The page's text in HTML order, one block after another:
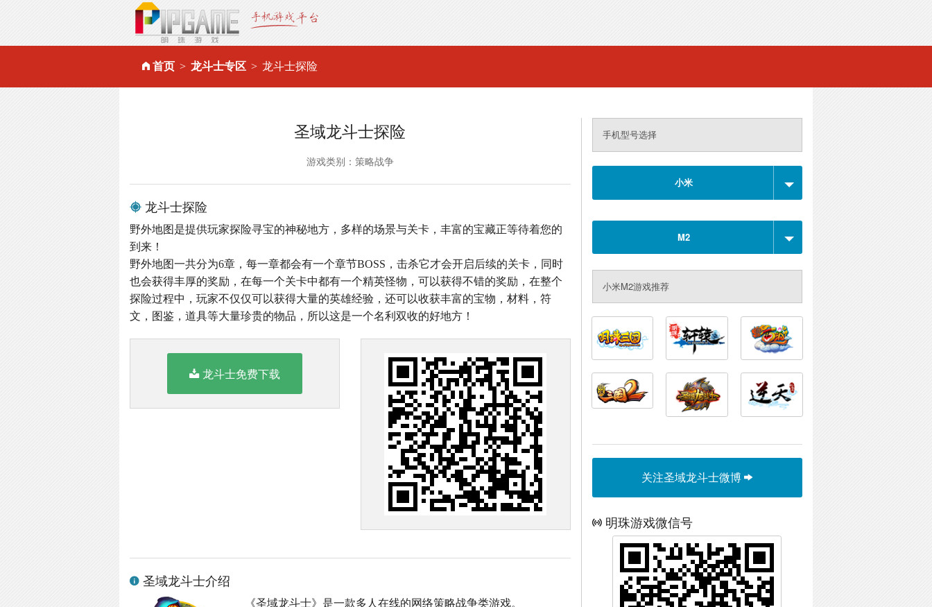
首页 龙斗士专区 龙斗士探险
圣域龙斗士探险
游戏类别：策略战争
龙斗士探险
野外地图是提供玩家探险寻宝的神秘地方，多样的场景与关卡，丰富的宝藏正等待着您的
到来！
野外地图一共分为6章，每一章都会有一个章节BOSS，击杀它才会开启后续的关卡，同时
也会获得丰厚的奖励，在每一个关卡中都有一个精英怪物，可以获得不错的奖励，在整个
探险过程中，玩家不仅仅可以获得大量的英雄经验，还可以收获丰富的宝物，材料，符
文，图鉴，道具等大量珍贵的物品，所以这是一个名利双收的好地方！
龙斗士免费下载
圣域龙斗士介绍
《圣域龙斗士》是一款多人在线的网络策略战争类游戏。
手机型号选择
小米
M2
小米M2游戏推荐
关注圣域龙斗士微博
明珠游戏微信号